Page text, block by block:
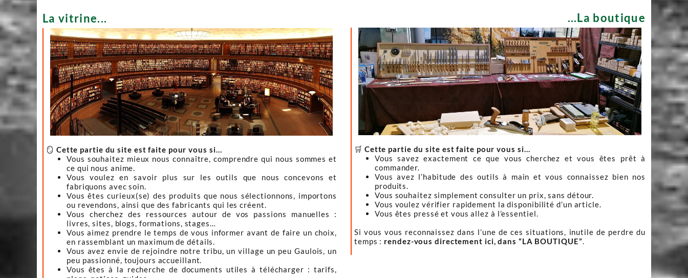
...La boutique
🛒 Cette partie du site est faite pour vous si…
Vous savez exactement ce que vous cherchez et vous êtes prêt à
commander.
Vous avez l’habitude des outils à main et vous connaissez bien nos
produits.
Vous souhaitez simplement consulter un prix, sans détour.
Vous voulez vérifier rapidement la disponibilité d’un article.
Vous êtes pressé et vous allez à l’essentiel.
Si vous vous reconnaissez dans l’une de ces situations, inutile de perdre du
temps : rendez-vous directement ici, dans “LA BOUTIQUE”.
La vitrine...
🪞 Cette partie du site est faite pour vous si…
Vous souhaitez mieux nous connaître, comprendre qui nous sommes et
ce qui nous anime.
Vous voulez en savoir plus sur les outils que nous concevons et
fabriquons avec soin.
Vous êtes curieux(se) des produits que nous sélectionnons, importons
ou revendons, ainsi que des fabricants qui les créent.
Vous cherchez des ressources autour de vos passions manuelles :
livres, sites, blogs, formations, stages…
Vous aimez prendre le temps de vous informer avant de faire un choix,
en rassemblant un maximum de détails.
Vous avez envie de rejoindre notre tribu, un village un peu Gaulois, un
peu passionné, toujours accueillant.
Vous êtes à la recherche de documents utiles à télécharger : tarifs,